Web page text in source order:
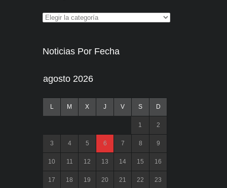
Noticias Por Fecha
agosto 2026
L M X J V S D
1 2
3 4 5 6 7 8 9
10 11 12 13 14 15 16
17 18 19 20 21 22 23